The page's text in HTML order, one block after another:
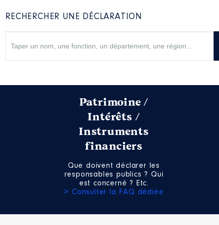
RECHERCHER UNE DÉCLARATION
Patrimoine /
Intérêts /
Instruments
financiers
Que doivent déclarer les
responsables publics ? Qui
est concerné ? Etc.
> Consulter la FAQ dédiée